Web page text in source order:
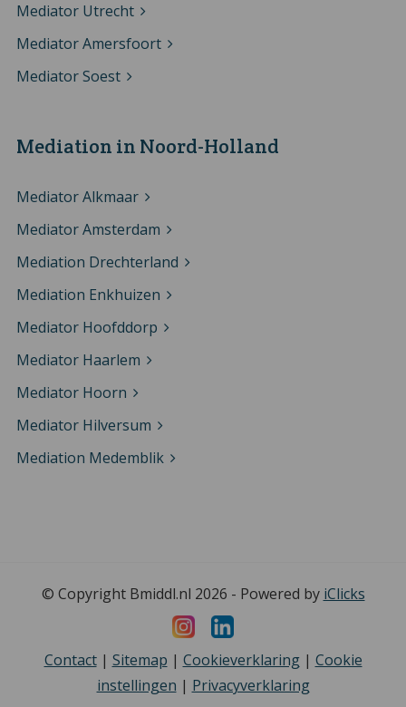
Mediator Utrecht
Mediator Amersfoort
Mediator Soest
Mediation in Noord-Holland
Mediator Alkmaar
Mediator Amsterdam
Mediation Drechterland
Mediation Enkhuizen
Mediator Hoofddorp
Mediator Haarlem
Mediator Hoorn
Mediator Hilversum
Mediation Medemblik
© Copyright Bmiddl.nl 2026 - Powered by iClicks
Contact| Sitemap | Cookieverklaring| Cookie
instellingen | Privacyverklaring